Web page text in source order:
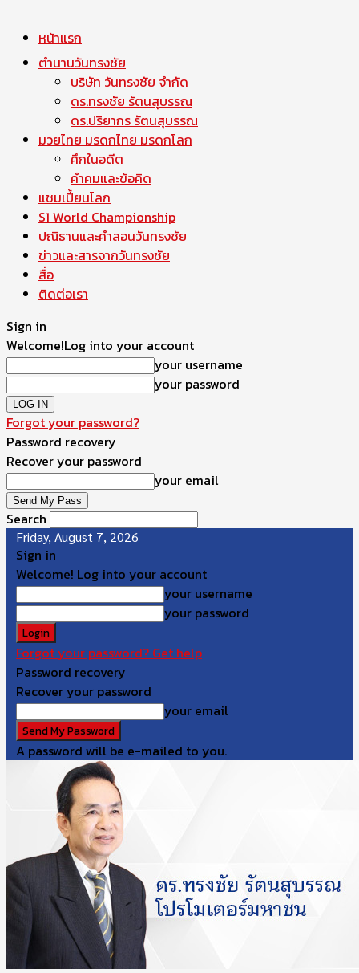
หน้าแรก
ตำนานวันทรงชัย
บริษัท วันทรงชัย จำกัด
ดร.ทรงชัย รัตนสุบรรณ
ดร.ปริยากร รัตนสุบรรณ
มวยไทย มรดกไทย มรดกโลก
ศึกในอดีต
คำคมและข้อคิด
แชมเปี้ยนโลก
S1 World Championship
ปณิธานและคำสอนวันทรงชัย
ข่าวและสารจากวันทรงชัย
สื่อ
ติดต่อเรา
Sign in
Welcome!Log into your account
your username
your password
Forgot your password?
Password recovery
Recover your password
your email
Search
Friday, August 7, 2026
Sign in
Welcome! Log into your account
your username
your password
Forgot your password? Get help
Password recovery
Recover your password
your email
A password will be e-mailed to you.